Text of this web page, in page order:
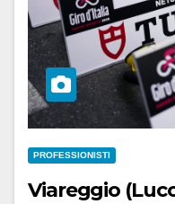
PROFESSIONISTI
Viareggio